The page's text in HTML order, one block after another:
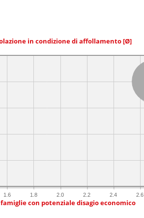
in condizione di affollamento [Ø]
1.6 1.8 2.0 2.2 2.4 2.6
con potenziale disagio economico